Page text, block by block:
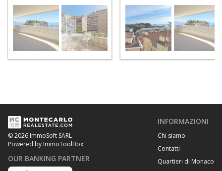
Exotique
© 2026 ImmoSoft SARL
Powered by ImmoToolBox
OUR BANKING PARTNER
INFORMAZIONI
Chi siamo
Contatti
Quartieri di Monaco